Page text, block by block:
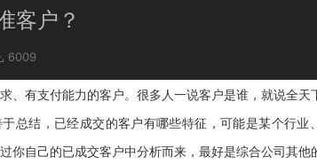
客户？
6009
、有支付能力的客户。很多人一说客户是谁，就说全
总结，已经成交的客户有哪些特征，可能是某个行业
你自己的已成交客户中分析而来，最好是综合公司其